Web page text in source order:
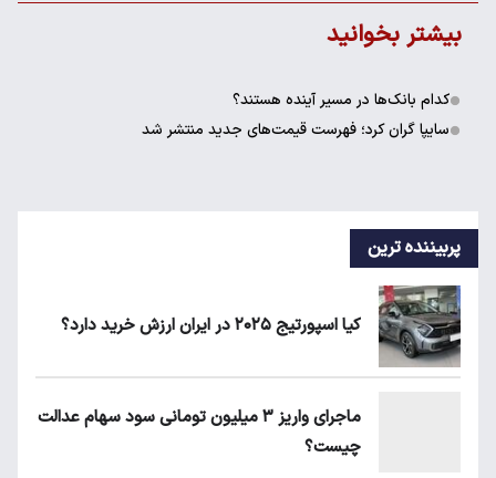
بیشتر بخوانید
کدام بانک‌ها در مسیر آینده هستند؟
سایپا گران کرد؛ فهرست قیمت‌های جدید منتشر شد
پربیننده ترین
کیا اسپورتیج ۲۰۲۵ در ایران ارزش خرید دارد؟
ماجرای واریز ۳ میلیون تومانی سود سهام عدالت
چیست؟